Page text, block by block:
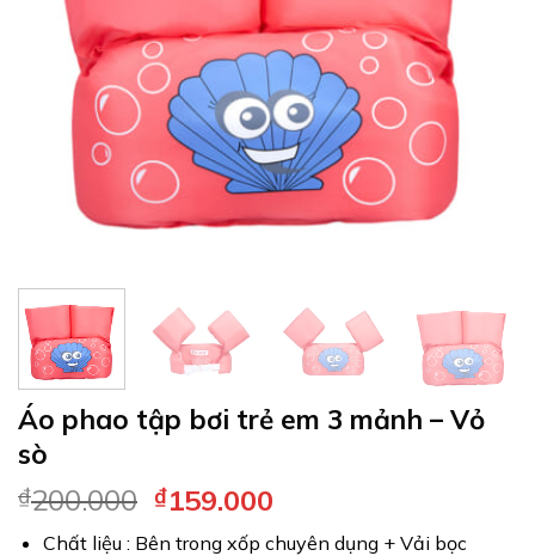
Áo phao tập bơi trẻ em 3 mảnh – Vỏ
sò
₫200.000 ₫159.000
Chất liệu : Bên trong xốp chuyên dụng + Vải bọc